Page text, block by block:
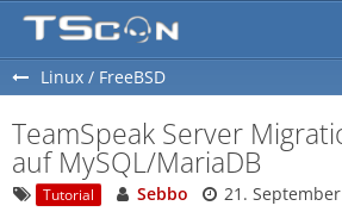
Linux / FreeBSD
TeamSpeak Server
auf MySQL/MariaDB
Tutorial Sebbo 21.